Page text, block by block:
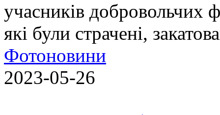
учасників добровольчих
які були страчені,
Фотоновини
2023-05-26